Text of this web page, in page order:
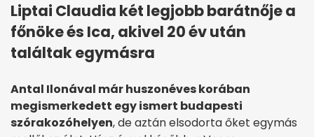
Liptai Claudia két legjobb barátnője a
főnöke és Ica, akivel 20 év után
találtak egymásra
Antal Ilonával már huszonéves korában
megismerkedett egy ismert budapesti
szórakozóhelyen, de aztán elsodorta őket egymás